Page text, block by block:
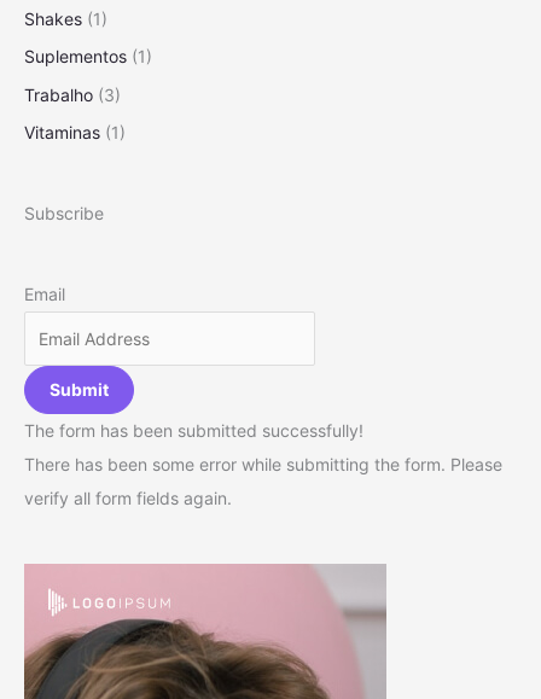
Shakes (1)
Suplementos (1)
Trabalho (3)
Vitaminas (1)
Subscribe
Email
Submit
The form has been submitted successfully!
There has been some error while submitting the form. Please
verify all form fields again.